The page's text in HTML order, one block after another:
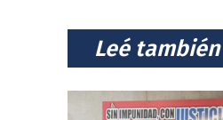
⠀Leé también⠀